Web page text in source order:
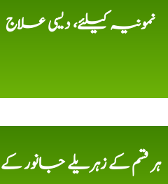
نمونیہ کیلئے، دیسی علاج
ہر قسم کے زہریلے جانور کے